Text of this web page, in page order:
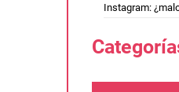
Instagram: